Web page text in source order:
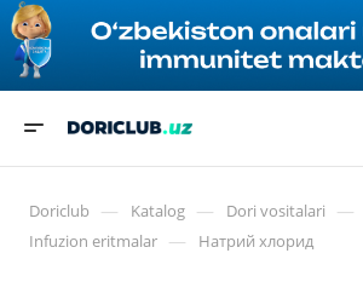
Doriclub — Katalog — Dori vositalari —
Infuzion eritmalar — Натрий хлорид